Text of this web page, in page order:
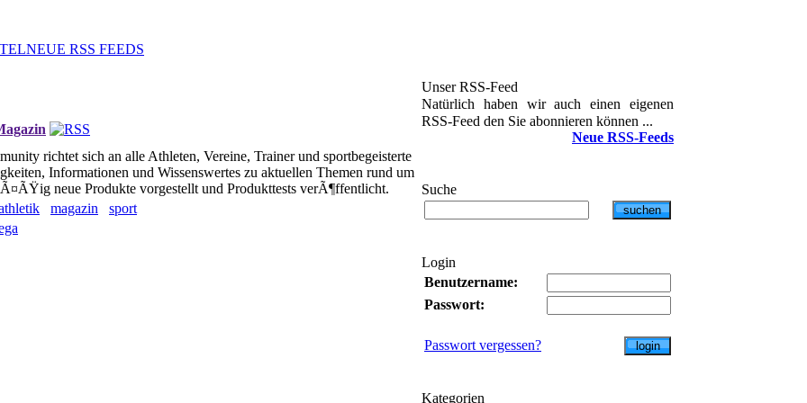
NEUE RSS FEEDS
richtet sich an alle Athleten, Vereine, Trainer und sportbegeisterte
Informationen und Wissenswertes zu aktuellen Themen rund um
neue Produkte vorgestellt und Produkttests verÃ¶ffentlicht.
magazin
sport
Unser RSS-Feed
Natürlich haben wir auch einen eigenen
RSS-Feed den Sie abonnieren können ...
Neue RSS-Feeds
Suche
Login
Benutzername:
Passwort:
Passwort vergessen?
Kategorien